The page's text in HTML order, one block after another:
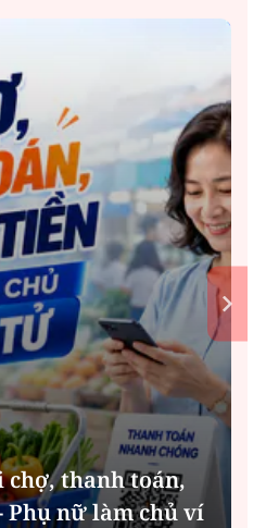
chợ, thanh toán,
Phụ nữ làm chủ ví